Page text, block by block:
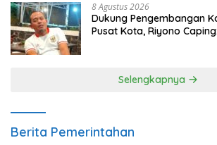
8 Agustus 2026
Dukung Pengembangan
Pusat Kota, Riyono
Selengkapnya
Berita Pemerintahan